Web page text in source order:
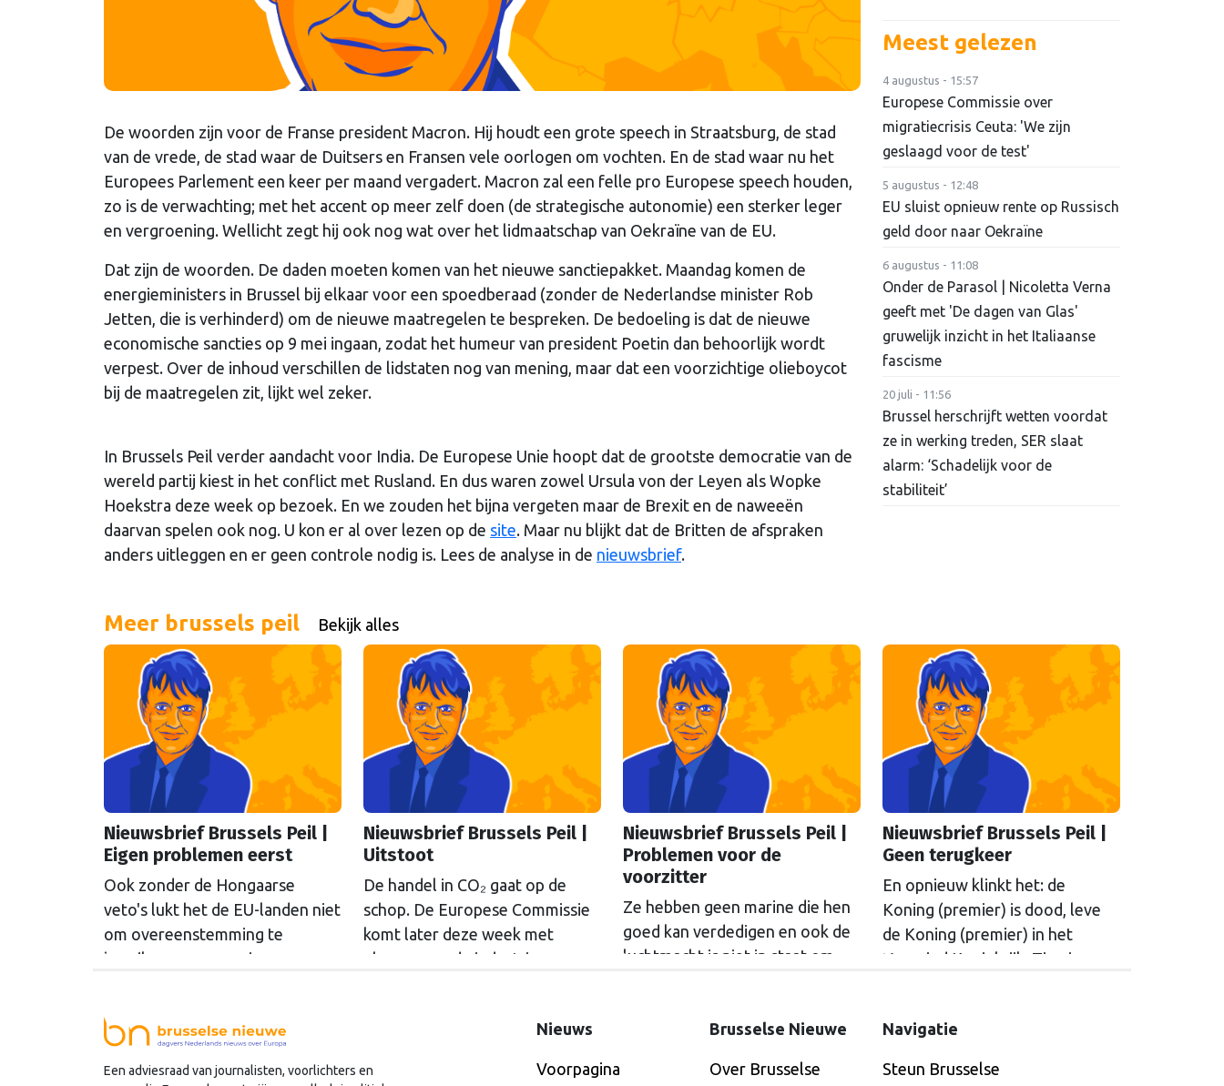
De woorden zijn voor de Franse president Macron. Hij houdt een grote speech in Straatsburg, de stad
van de vrede, de stad waar de Duitsers en Fransen vele oorlogen om vochten. En de stad waar nu het
Europees Parlement een keer per maand vergadert. Macron zal een felle pro Europese speech houden,
zo is de verwachting; met het accent op meer zelf doen (de strategische autonomie) een sterker leger
en vergroening. Wellicht zegt hij ook nog wat over het lidmaatschap van Oekraïne van de EU.
Dat zijn de woorden. De daden moeten komen van het nieuwe sanctiepakket. Maandag komen de
energieministers in Brussel bij elkaar voor een spoedberaad (zonder de Nederlandse minister Rob
Jetten, die is verhinderd) om de nieuwe maatregelen te bespreken. De bedoeling is dat de nieuwe
economische sancties op 9 mei ingaan, zodat het humeur van president Poetin dan behoorlijk wordt
verpest. Over de inhoud verschillen de lidstaten nog van mening, maar dat een voorzichtige olieboycot
bij de maatregelen zit, lijkt wel zeker.
In Brussels Peil verder aandacht voor India. De Europese Unie hoopt dat de grootste democratie van de
wereld partij kiest in het conflict met Rusland. En dus waren zowel Ursula von der Leyen als Wopke
Hoekstra deze week op bezoek. En we zouden het bijna vergeten maar de Brexit en de naweeën
daarvan spelen ook nog. U kon er al over lezen op de site. Maar nu blijkt dat de Britten de afspraken
anders uitleggen en er geen controle nodig is. Lees de analyse in de nieuwsbrief.
Meest gelezen
4 augustus - 15:57
Europese Commissie over
migratiecrisis Ceuta: 'We zijn
geslaagd voor de test'
5 augustus - 12:48
EU sluist opnieuw rente op Russisch
geld door naar Oekraïne
6 augustus - 11:08
Onder de Parasol | Nicoletta Verna
geeft met 'De dagen van Glas'
gruwelijk inzicht in het Italiaanse
fascisme
20 juli - 11:56
Brussel herschrijft wetten voordat
ze in werking treden, SER slaat
alarm: ‘Schadelijk voor de
stabiliteit’
Meer brussels peil Bekijk alles
Nieuwsbrief Brussels Peil |
Eigen problemen eerst
Ook zonder de Hongaarse
veto's lukt het de EU-landen niet
om overeenstemming te
bereiken over een nieuw
Bert van Slooten (cartoon) in de
voor de zomer.
Nieuwsbrief Brussels Peil |
Uitstoot
De handel in CO₂ gaat op de
schop. De Europese Commissie
komt later deze week met
plannen om de industrie meer
daar op voorhand mee eens,
Bert van Slooten (cartoon) in de
Nieuwsbrief Brussels Peil |
Problemen voor de
voorzitter
Ze hebben geen marine die hen
goed kan verdedigen en ook de
luchtmacht is niet in staat om
komend halfjaar, als het land
Unie, verdedigen door de
Nieuwsbrief Brussels Peil |
Geen terugkeer
En opnieuw klinkt het: de
Koning (premier) is dood, leve
de Koning (premier) in het
Verenigd Koninkrijk. Tien jaar na
De nu afgezette premier
te werken aan een terugkeer in
Een adviesraad van journalisten, voorlichters en
Nieuws
Voorpagina
Brusselse Nieuwe
Over Brusselse
Navigatie
Steun Brusselse